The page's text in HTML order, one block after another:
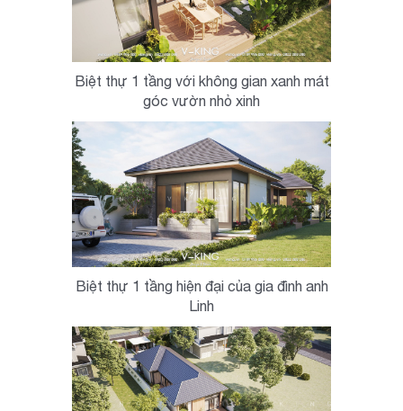
Biệt thự 1 tầng với không gian xanh mát
góc vườn nhỏ xinh
Biệt thự 1 tầng hiện đại của gia đình anh
Linh